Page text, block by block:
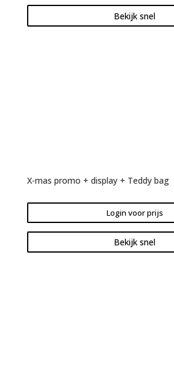
Bekijk snel
X-mas promo + display + Teddy bag
Login voor prijs
Bekijk snel